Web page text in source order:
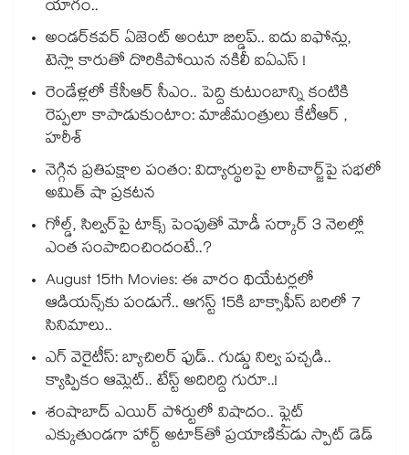
యాగం..
అండర్‌కవర్ ఏజెంట్ అంటూ బిల్డప్.. ఐదు ఐఫోన్లు,
టెస్లా కారుతో దొరికిపోయిన నకిలీ ఐఏఎస్ !
రెండేళ్లలో కేసీఆర్ సీఎం.. పెద్ది కుటుంబాన్ని కంటికి
రెప్పలా కాపాడుకుంటాం: మాజీమంత్రులు కేటీఆర్ ,
హరీశ్
నెగ్గిన ప్రతిపక్షాల పంతం: విద్యార్థులపై లాఠీచార్జ్‎పై సభలో
అమిత్ షా ప్రకటన
గోల్డ్, సిల్వర్‌పై టాక్స్ పెంపుతో మోడీ సర్కార్ 3 నెలల్లో
ఎంత సంపాదించిందంటే..?
August 15th Movies: ఈ వారం థియేటర్లలో
ఆడియన్స్⁬కు పండుగే.. ఆగస్ట్ 15కి బాక్సాఫీస్ బరిలో 7
సినిమాలు..
ఎగ్ వెరైటీస్: బ్యాచిలర్ ఫుడ్.. గుడ్డు నిల్వ పచ్చడి..
క్యాప్పికం ఆమ్లెట్.. టేస్ట్ అదిరిద్ది గురూ..!
శంషాబాద్ ఎయిర్ పోర్టులో విషాదం.. ఫ్లైట్
ఎక్కుతుండగా హార్ట్ అటాక్⁭తో ప్రయాణికుడు స్పాట్ డెడ్